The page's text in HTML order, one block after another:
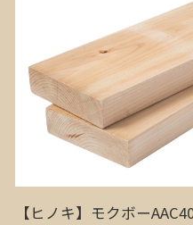
【ヒノキ】モクボー